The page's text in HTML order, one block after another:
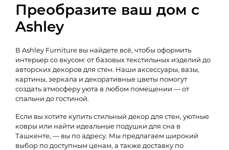
Преобразите ваш дом с
Ashley
В Ashley Furniture вы найдете всё, чтобы оформить
интерьер со вкусом: от базовых текстильных изделий до
авторских декоров для стен. Наши аксессуары, вазы,
картины, зеркала и декоративные цветы помогут
создать атмосферу уюта в любом помещении — от
спальни до гостиной.
Если вы хотите купить стильный декор для стен, уютные
ковры или найти идеальные подушки для сна в
Ташкенте, — вы по адресу. Мы предлагаем широкий
выбор по доступным ценам, а также доставку по